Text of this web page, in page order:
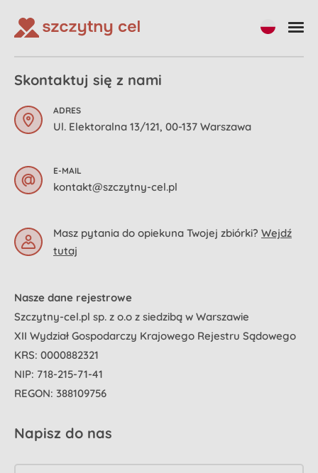
Skontaktuj się z nami
ADRES
Ul. Elektoralna 13/121, 00-137 Warszawa
E-MAIL
kontakt@szczytny-cel.pl
Masz pytania do opiekuna Twojej zbiórki? Wejdź
tutaj
Nasze dane rejestrowe
Szczytny-cel.pl sp. z o.o z siedzibą w Warszawie
XII Wydział Gospodarczy Krajowego Rejestru Sądowego
KRS: 0000882321
NIP: 718-215-71-41
REGON: 388109756
Napisz do nas